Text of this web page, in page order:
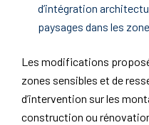
d’intégration
paysages dans les
Les modifications
zones sensibles et de
d’intervention sur les
construction ou